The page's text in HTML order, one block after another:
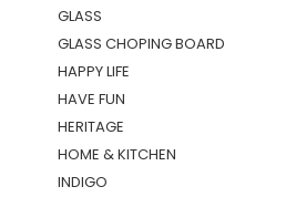
GLASS
GLASS CHOPING BOARD
HAPPY LIFE
HAVE FUN
HERITAGE
HOME & KITCHEN
INDIGO